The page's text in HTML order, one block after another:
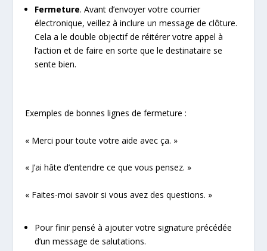
Fermeture. Avant d’envoyer votre courrier
électronique, veillez à inclure un message de clôture.
Cela a le double objectif de réitérer votre appel à
l’action et de faire en sorte que le destinataire se
sente bien.
Exemples de bonnes lignes de fermeture :
« Merci pour toute votre aide avec ça. »
« J’ai hâte d’entendre ce que vous pensez. »
« Faites-moi savoir si vous avez des questions. »
Pour finir pensé à ajouter votre signature précédée
d’un message de salutations.